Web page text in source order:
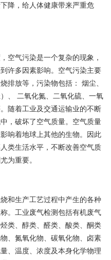
降，给人体健康带来严重危
空气污染是一个复杂的现象，
许多因素影响。空气污染主要
排放等，污染物包括： 烟尘、
、 二氧化氮、二氧化硫、一氧
随着工业及交通运输业的不断
，破坏了空气质量。空气质量
响着地球上其他的生物。因此
类生活水平，不断改善空气质
为重要。
和生产工艺过程中产生的各种
。工业废气检测包括有机废气
类、醇类、醛类、酸类、酮类
、氮氧化物、碳氧化物、卤素
、温度、浓度及本身化学物理